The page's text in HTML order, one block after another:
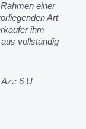
einer
Art
ihm
vollständig
6 U